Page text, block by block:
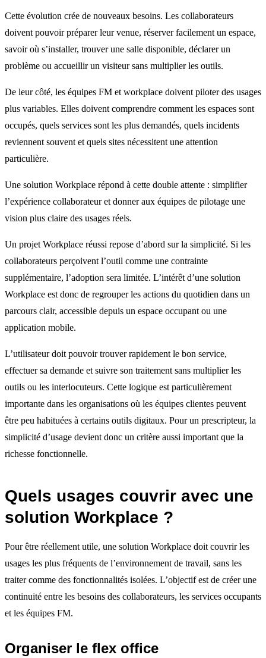
Cette évolution crée de nouveaux besoins. Les collaborateurs
doivent pouvoir préparer leur venue, réserver facilement un espace,
savoir où s’installer, trouver une salle disponible, déclarer un
problème ou accueillir un visiteur sans multiplier les outils.
De leur côté, les équipes FM et workplace doivent piloter des usages
plus variables. Elles doivent comprendre comment les espaces sont
occupés, quels services sont les plus demandés, quels incidents
reviennent souvent et quels sites nécessitent une attention
particulière.
Une solution Workplace répond à cette double attente : simplifier
l’expérience collaborateur et donner aux équipes de pilotage une
vision plus claire des usages réels.
Un projet Workplace réussi repose d’abord sur la simplicité. Si les
collaborateurs perçoivent l’outil comme une contrainte
supplémentaire, l’adoption sera limitée. L’intérêt d’une solution
Workplace est donc de regrouper les actions du quotidien dans un
parcours clair, accessible depuis un espace occupant ou une
application mobile.
L’utilisateur doit pouvoir trouver rapidement le bon service,
effectuer sa demande et suivre son traitement sans multiplier les
outils ou les interlocuteurs. Cette logique est particulièrement
importante dans les organisations où les équipes clientes peuvent
être peu habituées à certains outils digitaux. Pour un prescripteur, la
simplicité d’usage devient donc un critère aussi important que la
richesse fonctionnelle.
Quels usages couvrir avec une
solution Workplace ?
Pour être réellement utile, une solution Workplace doit couvrir les
usages les plus fréquents de l’environnement de travail, sans les
traiter comme des fonctionnalités isolées. L’objectif est de créer une
continuité entre les besoins des collaborateurs, les services occupants
et les équipes FM.
Organiser le flex office